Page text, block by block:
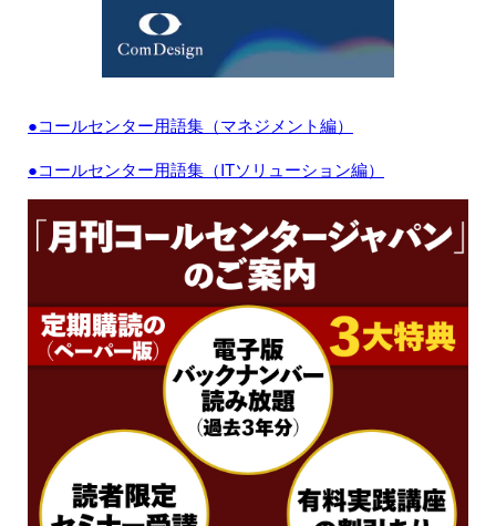
●コールセンター用語集（マネジメント編）
●コールセンター用語集（ITソリューション編）